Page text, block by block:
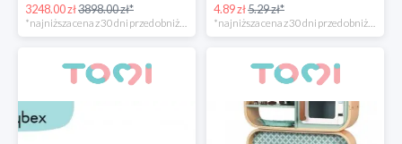
3248.00 zł3898.00 zł*
*najniższa cena z 30 dni przed obniżką
4.89 zł5.29 zł*
*najniższa cena z 30 dni przed obniżką